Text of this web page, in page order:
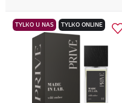
TYLKO U NAS TYLKO ONLINE